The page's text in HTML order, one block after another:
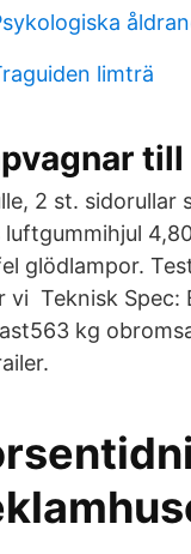
limträ
2 st. sidorullar
luftgummihjul
glödlampor.
vi Teknisk Spec:
kg